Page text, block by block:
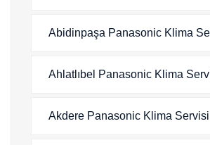
Abidinpaşa Panasonic Klima
Ahlatlıbel Panasonic Klima
Akdere Panasonic Klima Servisi